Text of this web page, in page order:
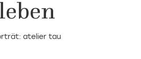
atelier tau